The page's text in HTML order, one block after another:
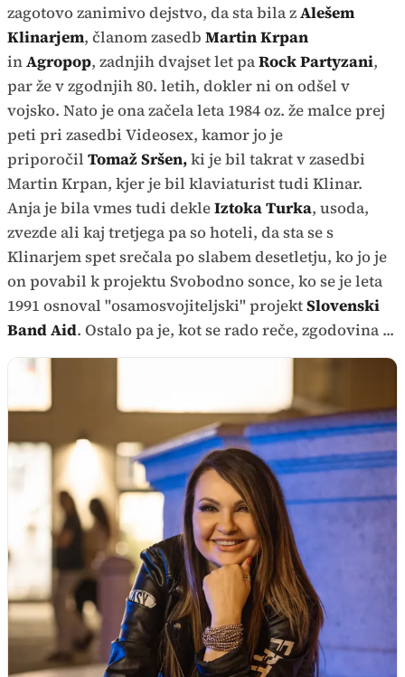
zagotovo zanimivo dejstvo, da sta bila zAlešem
Klinarjem, članom zasedb Martin Krpan
inAgropop, zadnjih dvajset let paRock Partyzani,
par že v zgodnjih 80. letih, dokler ni on odšel v
vojsko. Nato je ona začela leta 1984 oz. že malce prej
peti pri zasedbi Videosex, kamor jo je
priporočil Tomaž Sršen,ki je bil takrat v zasedbi
Martin Krpan, kjer je bil klaviaturist tudi Klinar.
Anja je bila vmes tudi dekleIztoka Turka, usoda,
zvezde ali kaj tretjega pa so hoteli, da sta se s
Klinarjem spet srečala po slabem desetletju, ko jo je
on povabil k projektu Svobodno sonce, ko se je leta
1991 osnoval "osamosvojiteljski" projektSlovenski
Band Aid. Ostalo pa je, kot se rado reče, zgodovina ...